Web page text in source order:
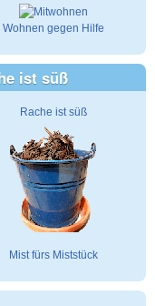
Wohnen gegen Hilfe
ist süß
Rache ist süß
Mist fürs Miststück